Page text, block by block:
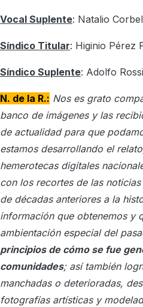
Vocal Suplente: Natalio
Síndico Titular: Higinio Pérez
Síndico Suplente: Adolfo Rossi
N. de la R.: Nos es grato
banco de imágenes y las
de actualidad para que
estamos desarrollando el
hemerotecas digitales
con los recortes de las
de décadas anteriores a la
información que obtenemos y
ambientación especial del
principios de cómo se fue
comunidades; así también
manchadas o deterioradas,
fotografías artísticas y